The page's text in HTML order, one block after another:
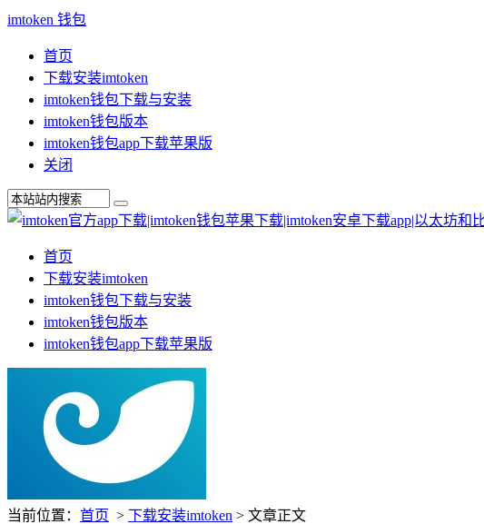
imtoken 钱包
首页
下载安装imtoken
imtoken钱包下载与安装
imtoken钱包版本
imtoken钱包app下载苹果版
关闭
首页
下载安装imtoken
imtoken钱包下载与安装
imtoken钱包版本
imtoken钱包app下载苹果版
当前位置： 首页 > 下载安装imtoken > 文章正文